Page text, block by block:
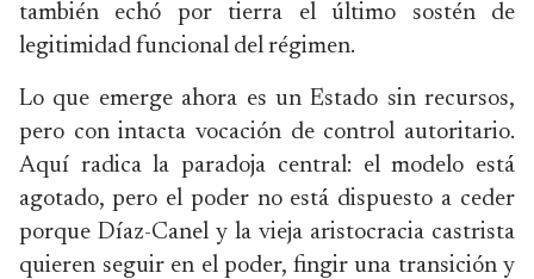
también echó por tierra el último sostén de
legitimidad funcional del régimen.
Lo que emerge ahora es un Estado sin recursos,
pero con intacta vocación de control autoritario.
Aquí radica la paradoja central: el modelo está
agotado, pero el poder no está dispuesto a ceder
porque Díaz-Canel y la vieja aristocracia castrista
quieren seguir en el poder, fingir una transición y